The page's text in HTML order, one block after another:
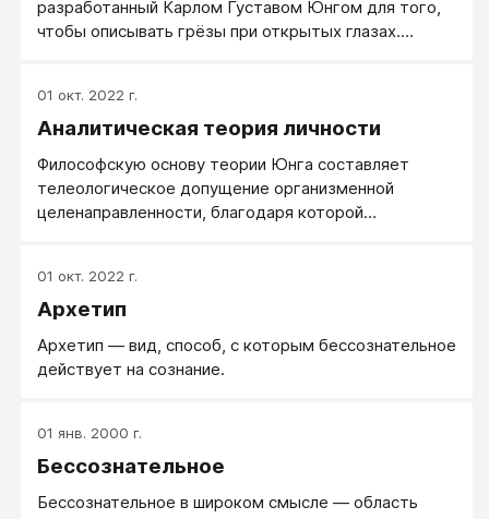
разработанный Карлом Густавом Юнгом для того,
чтобы описывать грёзы при открытых глазах.
состоянии, образе или событии, чтобы потом
отдаться фантазийной активности, с каждым шагом
характер.
01 окт. 2022 г.
Аналитическая теория личности
Философскую основу теории Юнга составляет
телеологическое допущение организменной
целенаправленности, благодаря которой
заложенным в уникальном потенциале
психологического центра, названному Юнгом
01 окт. 2022 г.
Архетип
Архетип — вид, способ, с которым бессознательное
действует на сознание.
01 янв. 2000 г.
Бессознательное
Бессознательное в широком смысле — область